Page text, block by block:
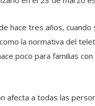
hace tres años,
la normativa del
poco para familias con
afecta a todas las